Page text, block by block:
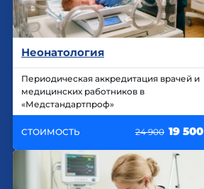
Неонатология
Периодическая аккредитация врачей и
медицинских работников в
«Медстандартпроф»
СТОИМОСТЬ 24 900 19 500